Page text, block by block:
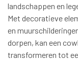
landschappen en
Met decoratieve
en
dorpen, kan een
transformeren tot